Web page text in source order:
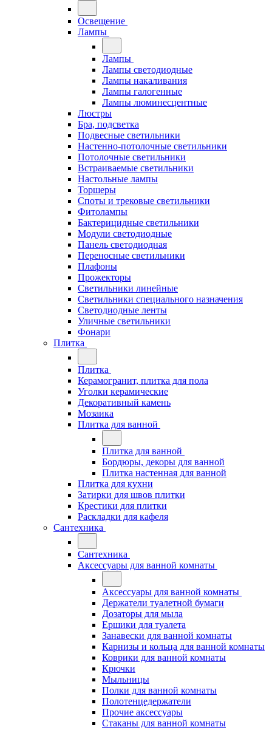
Освещение
Лампы
Лампы
Лампы светодиодные
Лампы накаливания
Лампы галогенные
Лампы люминесцентные
Люстры
Бра, подсветка
Подвесные светильники
Настенно-потолочные светильники
Потолочные светильники
Встраиваемые светильники
Настольные лампы
Торшеры
Споты и трековые светильники
Фитолампы
Бактерицидные светильники
Модули светодиодные
Панель светодиодная
Переносные светильники
Плафоны
Прожекторы
Светильники линейные
Светильники специального назначения
Светодиодные ленты
Уличные светильники
Фонари
Плитка
Плитка
Керамогранит, плитка для пола
Уголки керамические
Декоративный камень
Мозаика
Плитка для ванной
Плитка для ванной
Бордюры, декоры для ванной
Плитка настенная для ванной
Плитка для кухни
Затирки для швов плитки
Крестики для плитки
Раскладки для кафеля
Сантехника
Сантехника
Аксессуары для ванной комнаты
Аксессуары для ванной комнаты
Держатели туалетной бумаги
Дозаторы для мыла
Ершики для туалета
Занавески для ванной комнаты
Карнизы и кольца для ванной комнаты
Коврики для ванной комнаты
Крючки
Мыльницы
Полки для ванной комнаты
Полотенцедержатели
Прочие аксессуары
Стаканы для ванной комнаты